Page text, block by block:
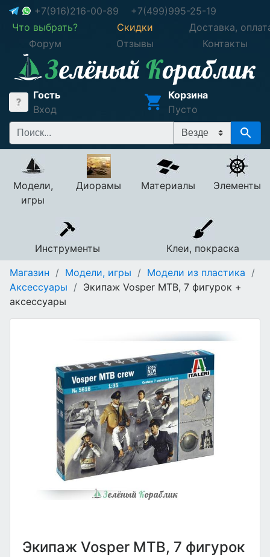
+7(916)216-00-89
+7(499)995-25-19
Что выбрать?
Скидки
Доставка,
Форум
Отзывы Контакты
Гость
Вход
Корзина
Пусто
Модели,
игры
Диорамы Материалы Элементы
Инструменты
Клеи, покраска
Магазин / Модели, игры / Модели из пластика /
Аксессуары / Экипаж Vosper MTB, 7 фигурок +
аксессуары
Экипаж Vosper MTB, 7 фигурок